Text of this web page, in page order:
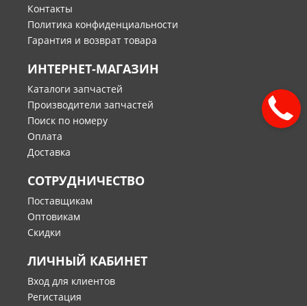
Контакты
Политика конфиденциальности
Гарантия и возврат товара
ИНТЕРНЕТ-МАГАЗИН
Каталоги запчастей
Производители запчастей
Поиск по номеру
Оплата
Доставка
СОТРУДНИЧЕСТВО
Поставщикам
Оптовикам
Скидки
ЛИЧНЫЙ КАБИНЕТ
Вход для клиентов
Регистация